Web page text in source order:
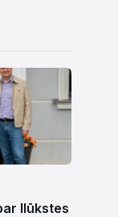
Ilūkstes